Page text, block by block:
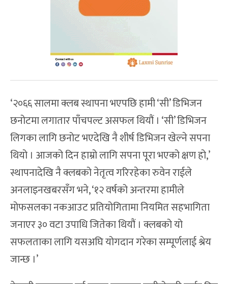
‘२०६६ सालमा क्लब स्थापना भएपछि हामी ‘सी’ डिभिजन
छनोटमा लगातार पाँचपल्ट असफल थियौं । ‘सी’ डिभिजन
लिगका लागि छनोट भएदेखि नै शीर्ष डिभिजन खेल्ने सपना
थियो । आजको दिन हाम्रो लागि सपना पूरा भएको क्षण हो,’
स्थापनादेखि नै क्लबको नेतृत्व गरिरहेका रुवेन राईले
अनलाइनखबरसँग भने, ‘१२ वर्षको अन्तरमा हामीले
मोफसलका नकआउट प्रतियोगितामा नियमित सहभागिता
जनाएर ३० वटा उपाधि जितेका थियौं । क्लबको यो
सफलताका लागि यसअघि योगदान गरेका सम्पूर्णलाई श्रेय
जान्छ ।’